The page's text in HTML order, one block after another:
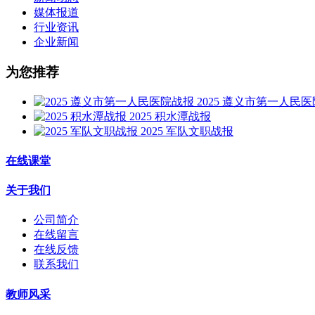
媒体报道
行业资讯
企业新闻
为您推荐
2025 遵义市第一人民
2025 积水潭战报
2025 军队文职战报
在线课堂
关于我们
公司简介
在线留言
在线反馈
联系我们
教师风采